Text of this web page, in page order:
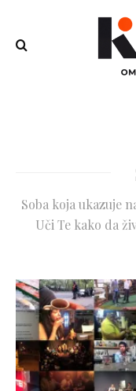
Soba koja ukazuje
Uči Te kako da